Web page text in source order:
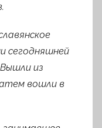
сегодняшней
Вышли из
вошли в